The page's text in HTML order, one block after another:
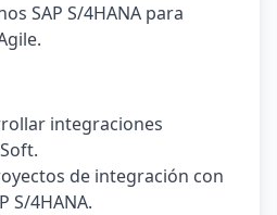
SAP S/4HANA para
integraciones
de integración con
S/4HANA.